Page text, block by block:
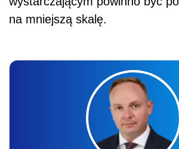
na mniejszą skalę.